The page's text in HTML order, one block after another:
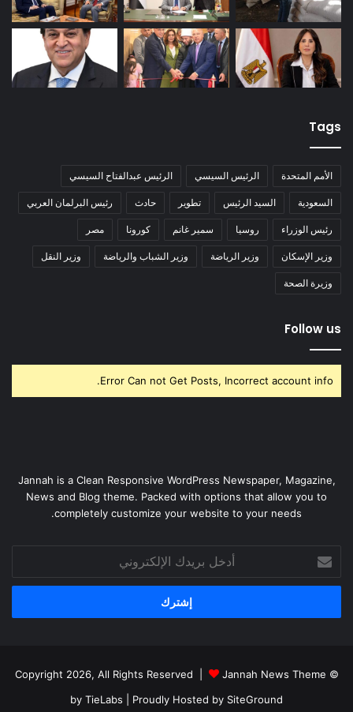
Tags
الأمم المتحدة الرئيس السيسي الرئيس عبدالفتاح السيسي
السعودية السيد الرئيس تطوير حادث رئيس البرلمان العربي
رئيس الوزراء روسيا سمير غانم كورونا مصر
وزير الإسكان وزير الرياضة وزير الشباب والرياضة وزير النقل
وزيرة الصحة
Follow us
Error Can not Get Posts, Incorrect account info.
Jannah is a Clean Responsive WordPress Newspaper, Magazine,
News and Blog theme. Packed with options that allow you to
completely customize your website to your needs.
بريدك
الإلكتروني
© Copyright 2026, All Rights Reserved |
Jannah News Theme
by TieLabs | Proudly Hosted by SiteGround